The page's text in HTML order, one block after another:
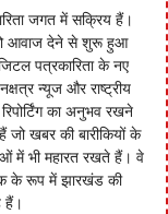
जगत में सक्रिय हैं।
आवाज देने से शुरू हुआ
पत्रकारिता के नए
न्यूज और राष्ट्रीय
का अनुभव रखने
खबर की बारीकियों के
में भी महारत रखते हैं। वे
के रूप में झारखंड की
हैं।